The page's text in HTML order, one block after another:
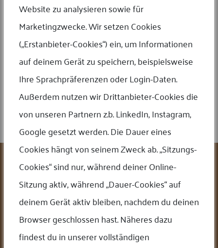
Edelmetalle Beratung
Aktien, Immobilien oder Fonds? Eine Investition in Edelmetalle lohnt sich
Investitionsziele bestmöglich zu erfüllen. Unser erfahrenes Team
und Polnisch.JETZT TERMIN VEREINBAREN!
Leistungen
Online Auktionen
Bewertungen
Cookie-Einstellungen
Firma
Website zu analysieren sowie für
Marketingzwecke. Wir setzen Cookies
(„Erstanbieter-Cookies“) ein, um Informationen
auf deinem Gerät zu speichern, beispielsweise
Ihre Sprachpräferenzen oder Login-Daten.
Außerdem nutzen wir Drittanbieter-Cookies die
von unseren Partnern z.b. LinkedIn, Instagram,
Google gesetzt werden. Die Dauer eines
Cookies hängt von seinem Zweck ab. „Sitzungs-
Cookies“ sind nur, während deiner Online-
Sitzung aktiv, während „Dauer-Cookies“ auf
deinem Gerät aktiv bleiben, nachdem du deinen
Browser geschlossen hast. Näheres dazu
findest du in unserer vollständigen